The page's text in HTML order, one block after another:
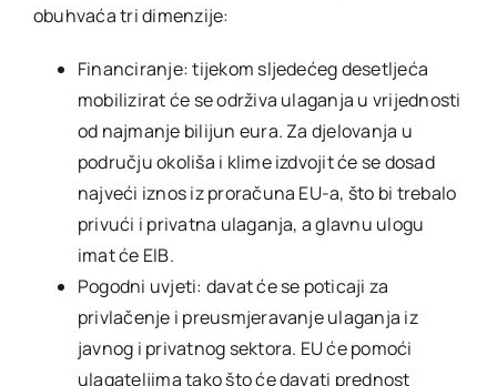
obuhvaća tri dimenzije:
Financiranje: tijekom sljedećeg desetljeća
mobilizirat će se održiva ulaganja u vrijednosti
od najmanje bilijun eura. Za djelovanja u
području okoliša i klime izdvojit će se dosad
najveći iznos iz proračuna EU-a, što bi trebalo
privući i privatna ulaganja, a glavnu ulogu
imat će EIB.
Pogodni uvjeti: davat će se poticaji za
privlačenje i preusmjeravanje ulaganja iz
javnog i privatnog sektora. EU će pomoći
ulagateljima tako što će davati prednost